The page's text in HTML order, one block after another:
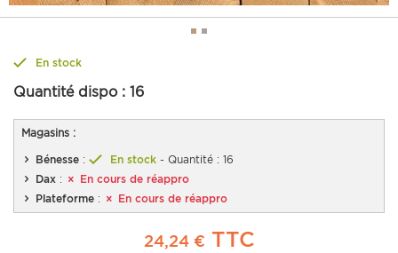
En stock
Quantité dispo : 16
Magasins :
Bénesse : En stock - Quantité : 16
Dax :
En cours de réappro
Plateforme : En cours de réappro
24,24 € TTC